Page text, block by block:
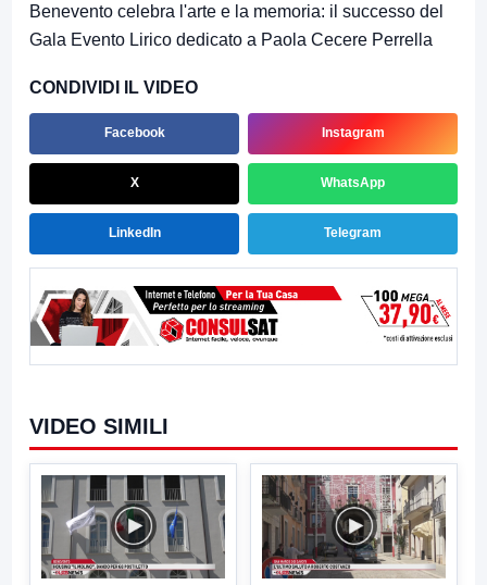
Benevento celebra l'arte e la memoria: il successo del
Gala Evento Lirico dedicato a Paola Cecere Perrella
CONDIVIDI IL VIDEO
Facebook Instagram
X WhatsApp
LinkedIn Telegram
VIDEO SIMILI